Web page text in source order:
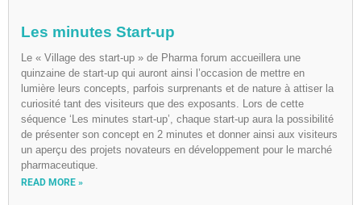
Les minutes Start-up
Le « Village des start-up » de Pharma forum accueillera une
quinzaine de start-up qui auront ainsi l’occasion de mettre en
lumière leurs concepts, parfois surprenants et de nature à attiser la
curiosité tant des visiteurs que des exposants. Lors de cette
séquence ‘Les minutes start-up’, chaque start-up aura la possibilité
de présenter son concept en 2 minutes et donner ainsi aux visiteurs
un aperçu des projets novateurs en développement pour le marché
pharmaceutique.
READ MORE »